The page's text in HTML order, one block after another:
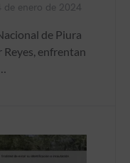
de enero de 2024
de Piura
Reyes, enfrentan